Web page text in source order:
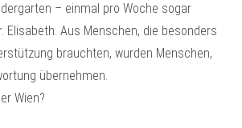
– einmal pro Woche sogar
Elisabeth. Aus Menschen, die besonders
brauchten, wurden Menschen,
übernehmen.
Wien?